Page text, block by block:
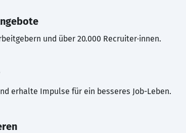
und über 20.000 Recruiter·innen.
erhalte Impulse für ein besseres Job-Leben.